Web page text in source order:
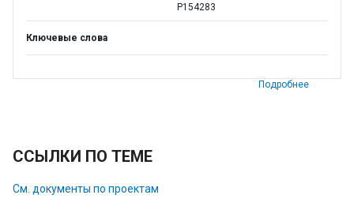
P154283
Ключевые слова
Подробнее
ССЫЛКИ ПО ТЕМЕ
См. документы по проектам